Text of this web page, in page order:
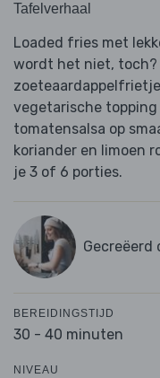
Tafelverhaal
Loaded fries met
wordt het niet, toch?
vegetarische
tomatensalsa op
koriander en limoen
je 3 of 6 porties.
Gecreëerd
BEREIDINGSTIJD
30 - 40 minuten
NIVEAU